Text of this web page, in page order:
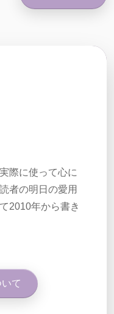
際に使って心に
者の明日の愛用
2010年から書き
て